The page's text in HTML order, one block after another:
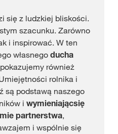
się z ludzkiej bliskości.
szacunku. Zarówno
i inspirować. W ten
własnego ducha
również
rolnika i
są podstawą naszego
i wymieniającsię
partnerstwa,
i wspólnie się